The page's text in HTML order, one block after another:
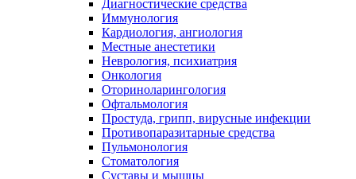
Диагностические средства
Иммунология
Кардиология, ангиология
Местные анестетики
Неврология, психиатрия
Онкология
Оториноларингология
Офтальмология
Простуда, грипп, вирусные инфекции
Противопаразитарные средства
Пульмонология
Стоматология
Суставы и мышцы